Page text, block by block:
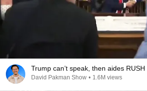
Trump can’t speak, then aides
David Pakman Show • 1.6M views